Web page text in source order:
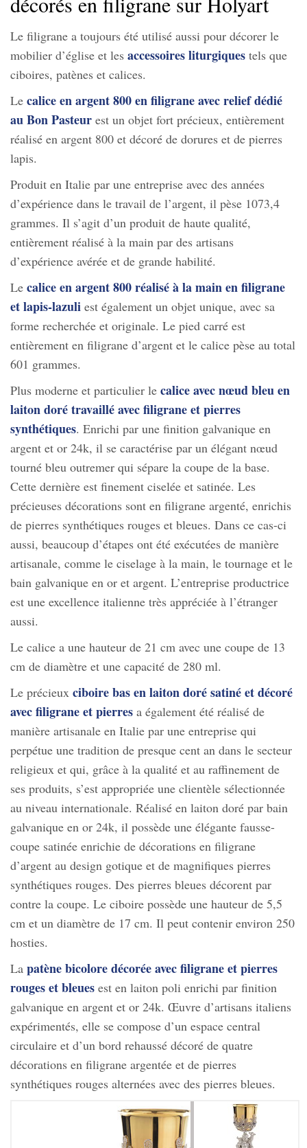
Le filigrane a toujours été utilisé aussi pour décorer le
mobilier d’église et les accessoires liturgiques tels que
ciboires, patènes et calices.
Le calice en argent 800 en filigrane avec relief dédié
au Bon Pasteur est un objet fort précieux, entièrement
réalisé en argent 800 et décoré de dorures et de pierres
lapis.
Produit en Italie par une entreprise avec des années
d’expérience dans le travail de l’argent, il pèse 1073,4
grammes. Il s’agit d’un produit de haute qualité,
entièrement réalisé à la main par des artisans
d’expérience avérée et de grande habilité.
Le calice en argent 800 réalisé à la main en filigrane
et lapis-lazuli est également un objet unique, avec sa
forme recherchée et originale. Le pied carré est
entièrement en filigrane d’argent et le calice pèse au total
601 grammes.
Plus moderne et particulier le calice avec nœud bleu en
laiton doré travaillé avec filigrane et pierres
synthétiques. Enrichi par une finition galvanique en
argent et or 24k, il se caractérise par un élégant nœud
tourné bleu outremer qui sépare la coupe de la base.
Cette dernière est finement ciselée et satinée. Les
précieuses décorations sont en filigrane argenté, enrichis
de pierres synthétiques rouges et bleues. Dans ce cas-ci
aussi, beaucoup d’étapes ont été exécutées de manière
artisanale, comme le ciselage à la main, le tournage et le
bain galvanique en or et argent. L’entreprise productrice
est une excellence italienne très appréciée à l’étranger
aussi.
Le calice a une hauteur de 21 cm avec une coupe de 13
cm de diamètre et une capacité de 280 ml.
Le précieux ciboire bas en laiton doré satiné et décoré
avec filigrane et pierres a également été réalisé de
manière artisanale en Italie par une entreprise qui
perpétue une tradition de presque cent an dans le secteur
religieux et qui, grâce à la qualité et au raffinement de
ses produits, s’est appropriée une clientèle sélectionnée
au niveau internationale. Réalisé en laiton doré par bain
galvanique en or 24k, il possède une élégante fausse-
coupe satinée enrichie de décorations en filigrane
d’argent au design gotique et de magnifiques pierres
synthétiques rouges. Des pierres bleues décorent par
contre la coupe. Le ciboire possède une hauteur de 5,5
cm et un diamètre de 17 cm. Il peut contenir environ 250
hosties.
La patène bicolore décorée avec filigrane et pierres
rouges et bleues est en laiton poli enrichi par finition
galvanique en argent et or 24k. Œuvre d’artisans italiens
expérimentés, elle se compose d’un espace central
circulaire et d’un bord rehaussé décoré de quatre
décorations en filigrane argentée et de pierres
synthétiques rouges alternées avec des pierres bleues.